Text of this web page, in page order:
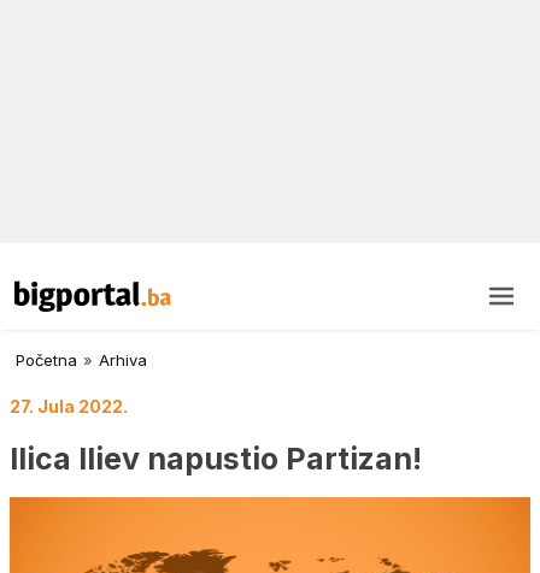
Početna » Arhiva
27. Jula 2022.
Ilica Iliev napustio Partizan!